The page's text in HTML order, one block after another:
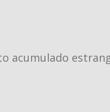
acumulado